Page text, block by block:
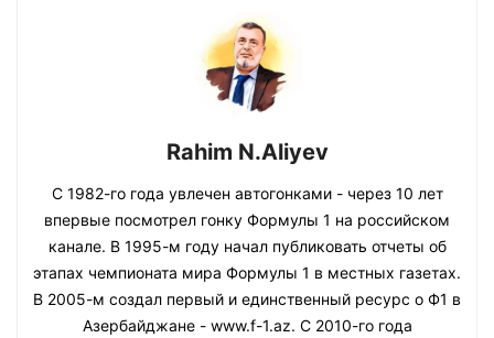
Rahim N.Aliyev
С 1982-го года увлечен автогонками - через 10 лет
впервые посмотрел гонку Формулы 1 на российском
канале. В 1995-м году начал публиковать отчеты об
этапах чемпионата мира Формулы 1 в местных газетах.
В 2005-м создал первый и единственный ресурс о Ф1 в
Азербайджане - www.f-1.az. С 2010-го года